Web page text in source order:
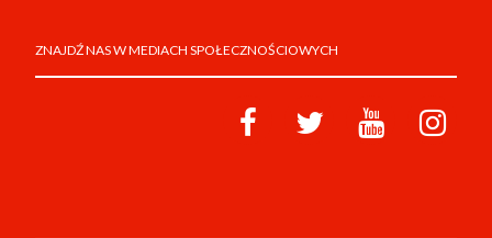
ZNAJDŹ NAS W MEDIACH SPOŁECZNOŚCIOWYCH